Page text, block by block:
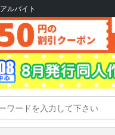
アルバイト